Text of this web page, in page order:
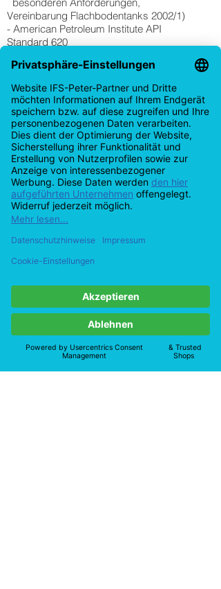
Vereinbarung Flachbodentanks 2002/1)
- American Petroleum Institute API
Standard 620
- Eurocode 3
- Fachliteratur (z.B. Bußhaus)
Erforderliche Zusatznachweise (z.B. für
Gespärre und bei Sonderkonstruktionen)
werden bei Bedarf mittels Einsatz eines
Stabwerkprogrammes oder eines FE-
Programmes geführt.
Auslegung und Berechnung von Silos
nach den Regelwerken:
- Silohandbuch
- AD 2000-Merkblätter
Erforderliche Zusatznachweise (z.B. für
Gespärre und bei Sonderkonstruktionen)
werden bei Bedarf mittels Einsatz eines
Stabwerkprogrammes oder eines FE-
Programmes geführt.